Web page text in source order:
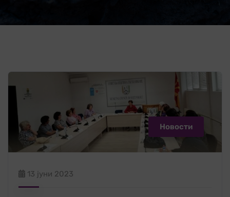
Новости
13 јуни 2023